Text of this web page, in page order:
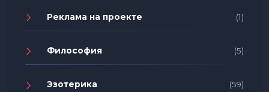
Реклама на проекте (1)
Философия (5)
Эзотерика (59)